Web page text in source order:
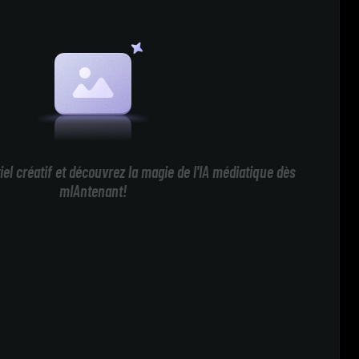
créatif et découvrez la magie de l'IA médiatique dès
mIAntenant!